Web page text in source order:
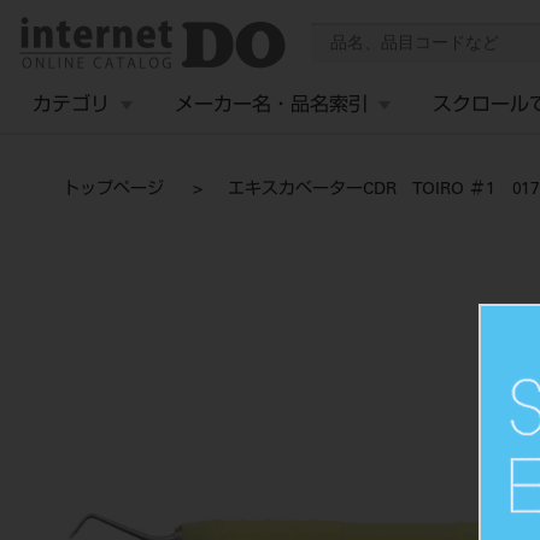
カテゴリ メーカー名・品名索引 スクロール
トップページ エキスカベーターCDR TOIRO ＃1